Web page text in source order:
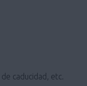
caducidad, etc.